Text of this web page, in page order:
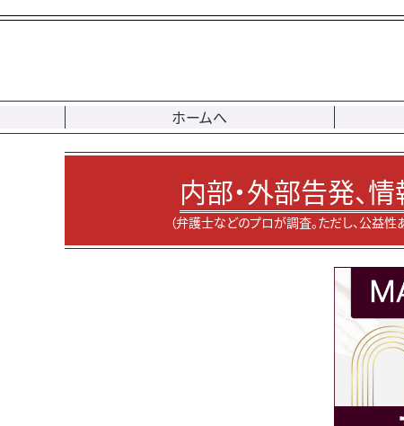
ホームへ
内部・外部告発、情
（弁護士などのプロが調査。ただし、公益性